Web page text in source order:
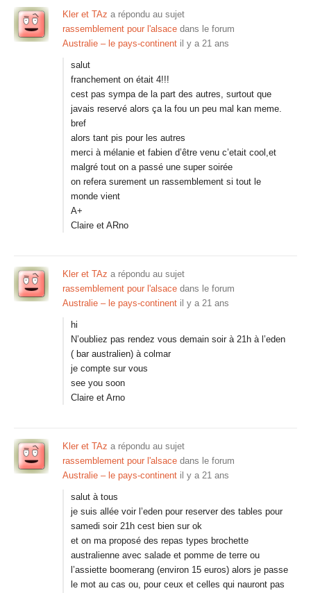
Kler et TAz a répondu au sujet
rassemblement pour l'alsace dans le forum
Australie – le pays-continent il y a 21 ans
salut
franchement on était 4!!!
cest pas sympa de la part des autres, surtout que
javais reservé alors ça la fou un peu mal kan meme.
bref
alors tant pis pour les autres
merci à mélanie et fabien d’être venu c’etait cool,et
malgré tout on a passé une super soirée
on refera surement un rassemblement si tout le
monde vient
A+
Claire et ARno
Kler et TAz a répondu au sujet
rassemblement pour l'alsace dans le forum
Australie – le pays-continent il y a 21 ans
hi
N’oubliez pas rendez vous demain soir à 21h à l’eden
( bar australien) à colmar
je compte sur vous
see you soon
Claire et Arno
Kler et TAz a répondu au sujet
rassemblement pour l'alsace dans le forum
Australie – le pays-continent il y a 21 ans
salut à tous
je suis allée voir l’eden pour reserver des tables pour
samedi soir 21h cest bien sur ok
et on ma proposé des repas types brochette
australienne avec salade et pomme de terre ou
l’assiette boomerang (environ 15 euros) alors je passe
le mot au cas ou, pour ceux et celles qui nauront pas